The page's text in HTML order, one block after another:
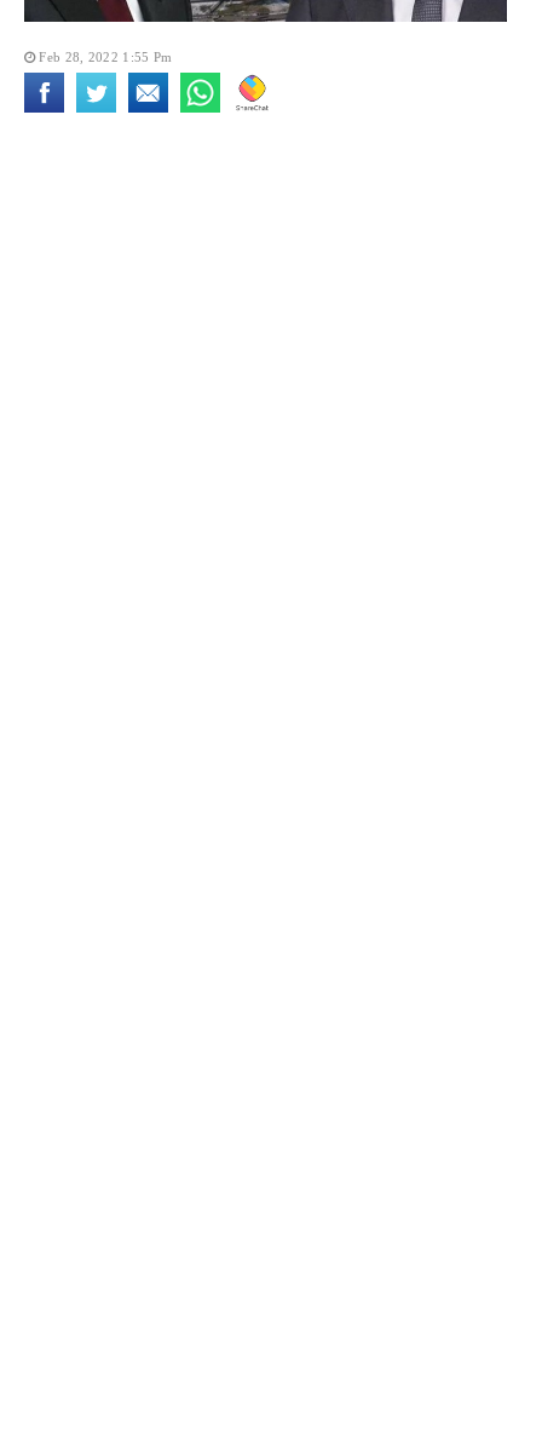
Feb 28, 2022 1:55 Pm